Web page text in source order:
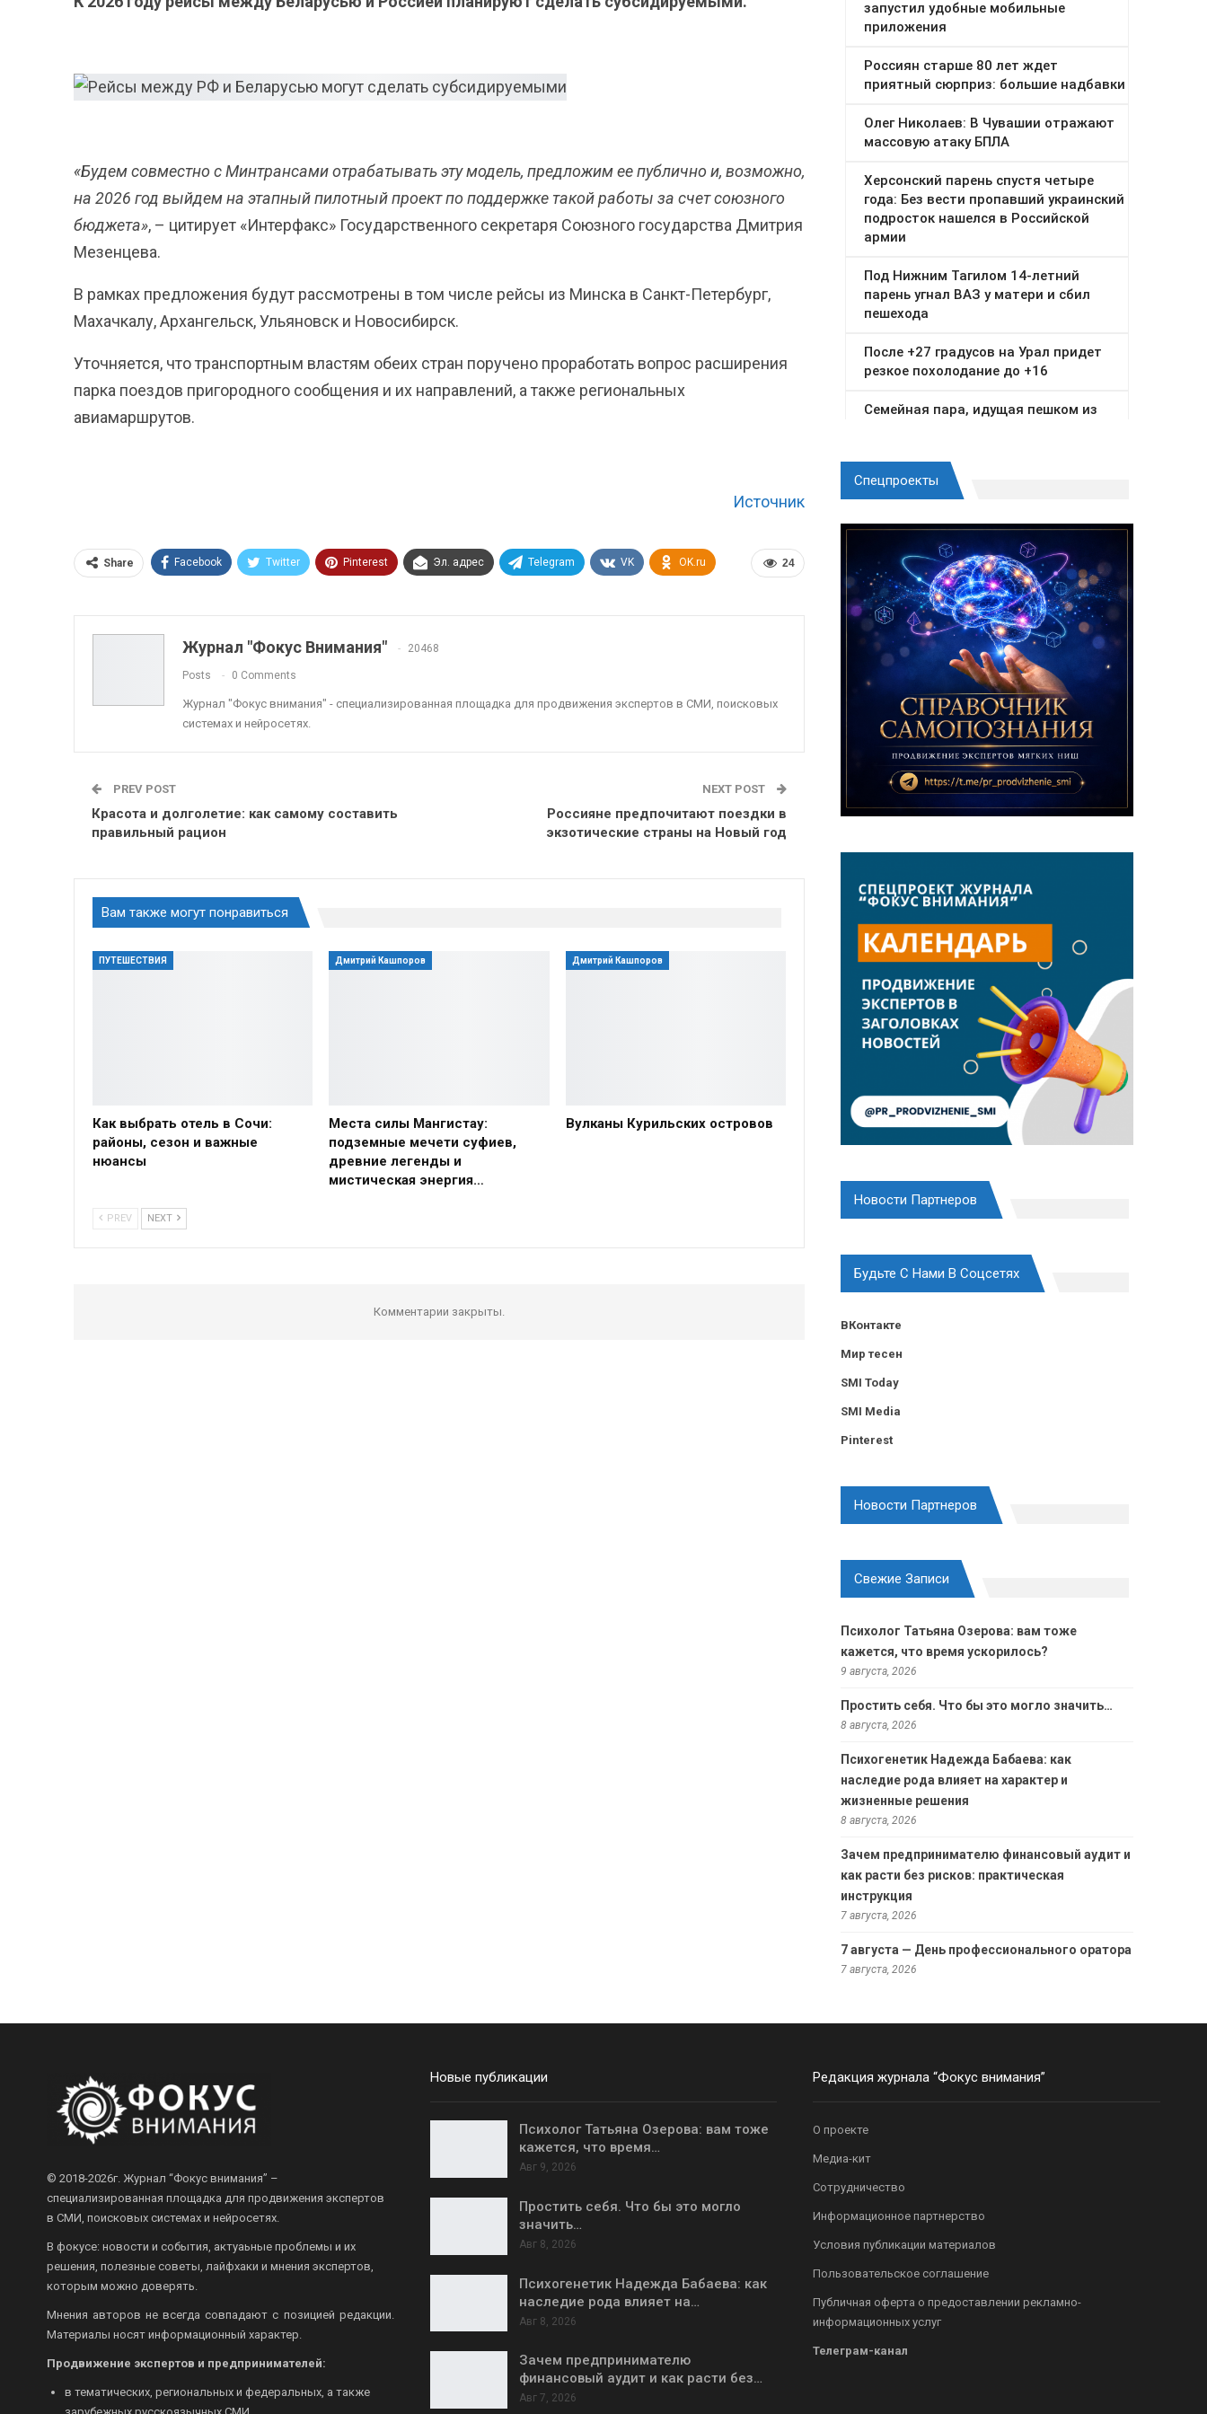
«Будем совместно с Минтрансами отрабатывать эту модель, предложим ее публично и, возможно,
на 2026 год выйдем на этапный пилотный проект по поддержке такой работы за счет союзного
бюджета», – цитирует «Интерфакс» Государственного секретаря Союзного государства Дмитрия
Мезенцева.
В рамках предложения будут рассмотрены в том числе рейсы из Минска в Санкт-Петербург,
Махачкалу, Архангельск, Ульяновск и Новосибирск.
Уточняется, что транспортным властям обеих стран поручено проработать вопрос расширения
парка поездов пригородного сообщения и их направлений, а также региональных
авиамаршрутов.
Источник
24
Share Facebook Twitter Pinterest Эл. адрес Telegram VK OK.ru
Журнал "Фокус Внимания" 20468
Posts 0 Comments
Журнал "Фокус внимания" - специализированная площадка для продвижения экспертов в СМИ, поисковых
системах и нейросетях.
PREV POST
Красота и долголетие: как самому составить
правильный рацион
NEXT POST
Россияне предпочитают поездки в
экзотические страны на Новый год
Вам также могут понравиться
ПУТЕШЕСТВИЯ
Как выбрать отель в Сочи:
районы, сезон и важные
нюансы
Дмитрий Кашпоров
Места силы Мангистау:
подземные мечети суфиев,
древние легенды и
мистическая энергия…
Дмитрий Кашпоров
Вулканы Курильских островов
PREV NEXT
Комментарии закрыты.
Спецпроекты
Новости Партнеров
Будьте С Нами В Соцсетях
ВКонтакте
Мир тесен
SMI Today
SMI Media
Pinterest
Новости Партнеров
Свежие Записи
Психолог Татьяна Озерова: вам тоже
кажется, что время ускорилось?
9 августа, 2026
Простить себя. Что бы это могло значить…
8 августа, 2026
Психогенетик Надежда Бабаева: как
наследие рода влияет на характер и
жизненные решения
8 августа, 2026
Зачем предпринимателю финансовый аудит и
как расти без рисков: практическая
инструкция
7 августа, 2026
7 августа — День профессионального оратора
7 августа, 2026
© 2018-2026г. Журнал “Фокус внимания” –
специализированная площадка для продвижения экспертов
в СМИ, поисковых системах и нейросетях.
В фокусе: новости и события, актуаьные проблемы и их
решения, полезные советы, лайфхаки и мнения экспертов,
которым можно доверять.
Мнения авторов не всегда совпадают с позицией редакции.
Материалы носят информационный характер.
Продвижение экспертов и предпринимателей:
в тематических, региональных и федеральных, а также
Новые публикации
Психолог Татьяна Озерова: вам тоже
кажется, что время…
Авг 9, 2026
Простить себя. Что бы это могло
значить…
Авг 8, 2026
Психогенетик Надежда Бабаева: как
наследие рода влияет на…
Авг 8, 2026
Зачем предпринимателю
финансовый аудит и как расти без…
Авг 7, 2026
Редакция журнала “Фокус внимания”
О проекте
Медиа-кит
Сотрудничество
Информационное партнерство
Условия публикации материалов
Пользовательское соглашение
Публичная оферта о предоставлении рекламно-
информационных услуг
Телеграм-канал